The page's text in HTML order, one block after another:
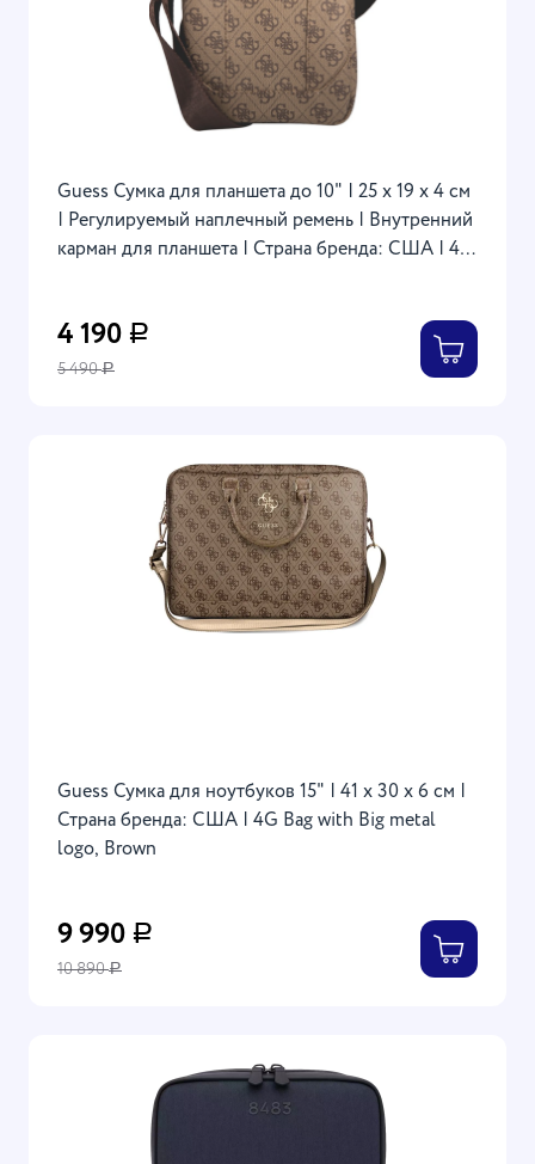
Guess Сумка для планшета до 10" | 25 х 19 х 4 см
| Регулируемый наплечный ремень | Внутренний
карман для планшета | Страна бренда: США | 4G
4 190 Р
5 490Р
Guess Сумка для ноутбуков 15" | 41 х 30 х 6 см |
Страна бренда: США | 4G Bag with Big metal
logo, Brown
9 990 Р
10 890Р